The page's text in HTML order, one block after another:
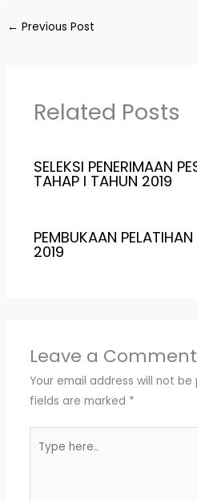
← Previous Post
Related Posts
SELEKSI PENERIMAAN
TAHAP I TAHUN 2019
PEMBUKAAN
2019
Leave a Comment
Your email address will not be
fields are marked *
here..